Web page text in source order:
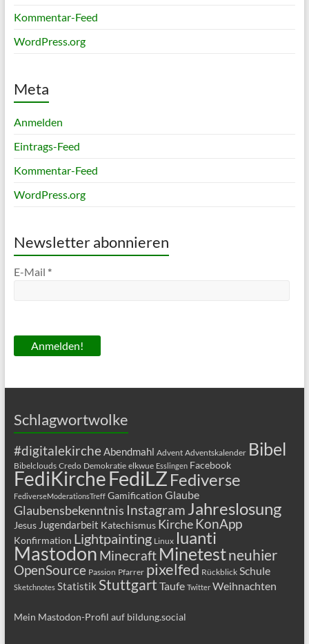
Kommentar-Feed
WordPress.org
Meta
Anmelden
Eintrags-Feed
Kommentar-Feed
WordPress.org
Newsletter abonnieren
E-Mail *
Schlagwortwolke
#digitalekircheAbendmahl Advent Adventskalender Bibel
Bibelclouds Credo Demokratie elkwue Esslingen Facebook
FediKircheFediLZ Fediverse
FediverseModerationsTreff Gamification Glaube
Glaubensbekenntnis Instagram Jahreslosung
Jesus Jugendarbeit Katechismus KircheKonApp
Konfirmation Lightpainting Linux luanti
Mastodon Minecraft Minetestneuhier
OpenSource Passion Pfarrer pixelfed Rückblick Schule
Sketchnotes Statistik Stuttgart Taufe Twitter Weihnachten
Mein Mastodon-Profil auf bildung.social